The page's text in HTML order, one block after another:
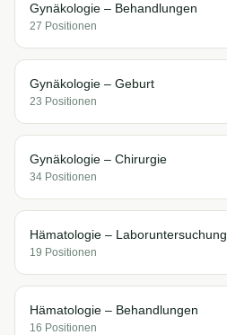
Gynäkologie – Behandlungen
27 Positionen
Gynäkologie – Geburt
23 Positionen
Gynäkologie – Chirurgie
34 Positionen
Hämatologie – Laboruntersuchung
19 Positionen
Hämatologie – Behandlungen
16 Positionen